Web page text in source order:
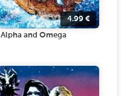
4.99 €
Alpha and Omega